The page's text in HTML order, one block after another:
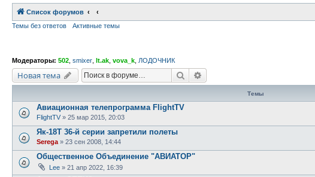
Список форумов
Темы без ответов
Активные темы
Модераторы: 502 smixer lt.ak vova_k ЛОДОЧНИК
Новая тема Поиск
Темы
Авиационная телепрограмма FlightTV
FlightTV » 25 мар 2015, 20:03
Як-18Т 36-й серии запретили полеты
Serega » 23 сен 2008, 14:44
Общественное Объединение "АВИАТОР"
Lee » 21 апр 2022, 16:39